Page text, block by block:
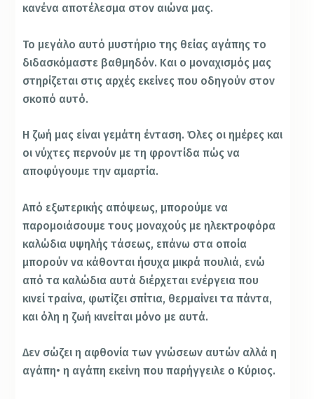
κανένα αποτέλεσμα στον αιώνα μας.
Το μεγάλο αυτό μυστήριο της θείας αγάπης το
διδασκόμαστε βαθμηδόν. Και ο μοναχισμός μας
στηρίζεται στις αρχές εκείνες που οδηγούν στον
σκοπό αυτό.
Η ζωή μας είναι γεμάτη ένταση. Όλες οι ημέρες και
οι νύχτες περνούν με τη φροντίδα πώς να
αποφύγουμε την αμαρτία.
Από εξωτερικής απόψεως, μπορούμε να
παρομοιάσουμε τους μοναχούς με ηλεκτροφόρα
καλώδια υψηλής τάσεως, επάνω στα οποία
μπορούν να κάθονται ήσυχα μικρά πουλιά, ενώ
από τα καλώδια αυτά διέρχεται ενέργεια που
κινεί τραίνα, φωτίζει σπίτια, θερμαίνει τα πάντα,
και όλη η ζωή κινείται μόνο με αυτά.
Δεν σώζει η αφθονία των γνώσεων αυτών αλλά η
αγάπη• η αγάπη εκείνη που παρήγγειλε ο Κύριος.